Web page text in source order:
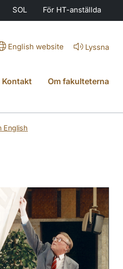
SOL För HT-anställda
English website Lyssna
Kontakt Om fakulteterna
English